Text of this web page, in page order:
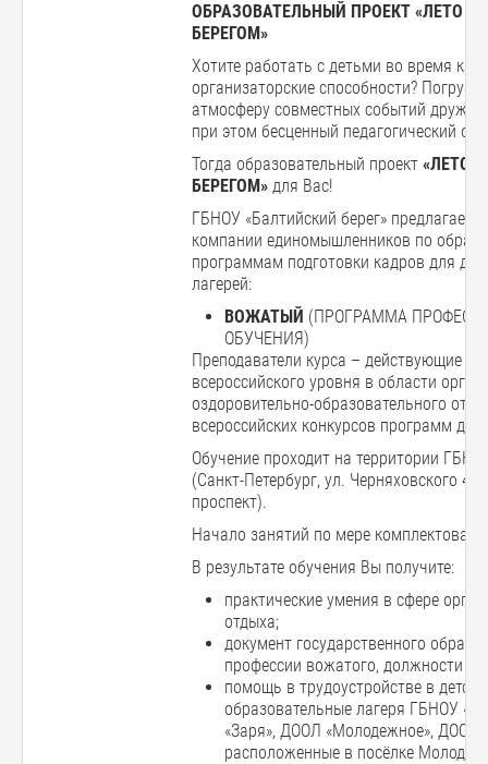
ОБРАЗОВАТЕЛЬНЫЙ ПРОЕКТ «ЛЕТО С
БЕРЕГОМ»
Хотите работать с детьми во время
организаторские способности?
атмосферу совместных событий
при этом бесценный педагогический
Тогда образовательный проект «ЛЕТО
БЕРЕГОМ» для Вас!
ГБНОУ «Балтийский берег» предлагает
компании единомышленников по
программам подготовки кадров для
лагерей:
ВОЖАТЫЙ (ПРОГРАММА
ОБУЧЕНИЯ)
Преподаватели курса – действующие
всероссийского уровня в области
оздоровительно-образовательного
всероссийских конкурсов программ
Обучение проходит на территории
(Санкт-Петербург, ул. Черняховского
проспект).
Начало занятий по мере
В результате обучения Вы получите:
практические умения в сфере
отдыха;
документ государственного
профессии вожатого, должности
помощь в трудоустройстве в
образовательные лагеря ГБНОУ
«Заря», ДООЛ «Молодежное», ДООЛ
расположенные в посёлке